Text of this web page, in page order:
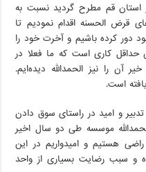
استان قم مطرح گردید نسبت به
قرض الحسنه اقدام نمودیم تا
دور کرده باشیم و آخرت خود را
حداقل کاری است که ما فعلا در
آن را نیز الحمدالله دیده‌ایم.
است.
و امید در راستای سوق دادن
موسسه طی دو سال اخیر
راضی هستیم و امیدواریم در این
و سبب رضایت بسیاری از واحد